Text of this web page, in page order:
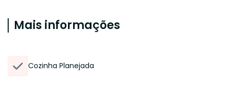
Mais informações
Cozinha Planejada